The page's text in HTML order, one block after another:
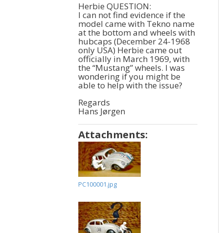
Herbie QUESTION:
I can not find evidence if the
model came with Tekno name
at the bottom and wheels with
hubcaps (December 24-1968
only USA) Herbie came out
officially in March 1969, with
the “Mustang” wheels. I was
wondering if you might be
able to help with the issue?
Regards
Hans Jørgen
Attachments:
PC100001.jpg